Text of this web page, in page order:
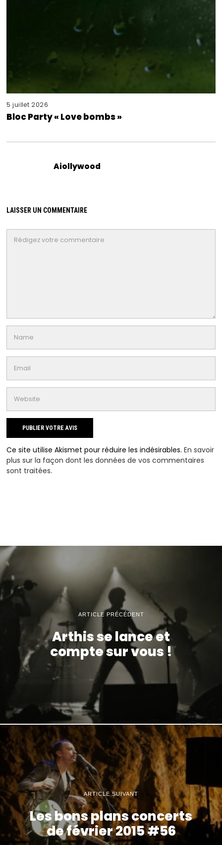
5 juillet 2026
Bloc Party « Love bombs »
Aiollywood
LAISSER UN COMMENTAIRE
Ce site utilise Akismet pour réduire les indésirables.En savoir
plus sur la façon dont les données de vos commentaires
sont traitées.
ARTICLE PRÉCÉDENT
Arthis se lance et
compte sur vous !
ARTICLE SUIVANT
Les bons plans concerts
de février 2015 #56